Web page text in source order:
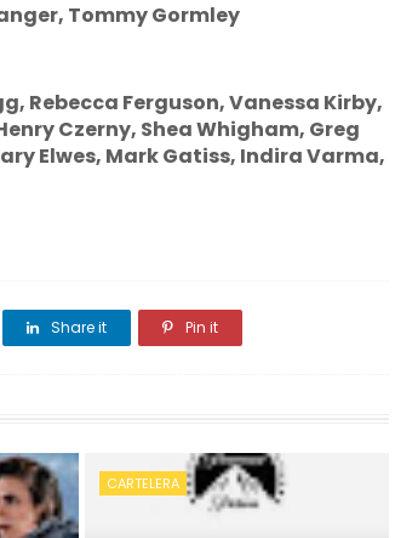
Tommy Gormley
Rebecca Ferguson, Vanessa Kirby,
Czerny, Shea Whigham, Greg
Elwes, Mark Gatiss, Indira Varma,
Share it Pin it
CARTELERA